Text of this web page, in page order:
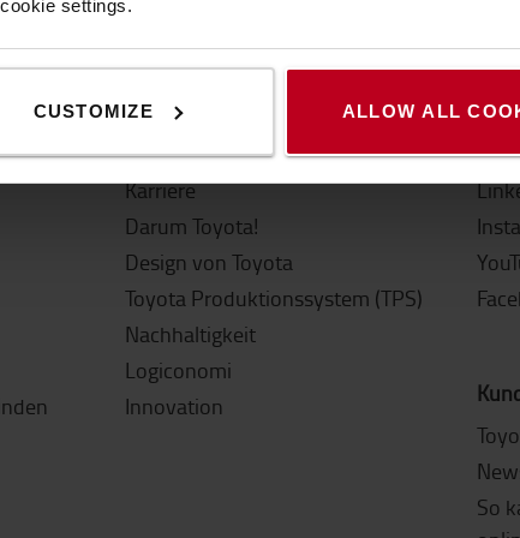
settings.
CUSTOMIZE ALLOW ALL
Über Toyota
Karriere
Darum Toyota!
Design von Toyota
Toyota Produktionssystem (TPS)
Nachhaltigkeit
Logiconomi
Innovation
So